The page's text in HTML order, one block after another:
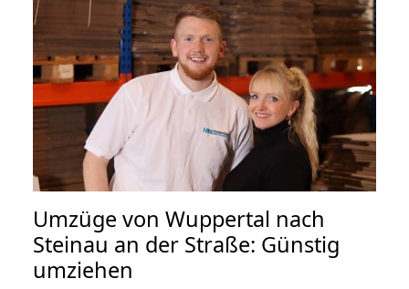
Umzüge von Wuppertal nach
Steinau an der Straße: Günstig
umziehen